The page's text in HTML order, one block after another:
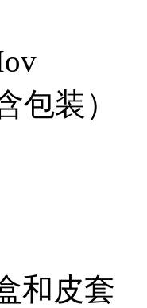
包装）
和皮套